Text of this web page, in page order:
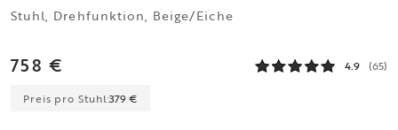
Stuhl, Drehfunktion, Beige/Eiche
758 € 4.9 (65)
Preis pro Stuhl:379 €